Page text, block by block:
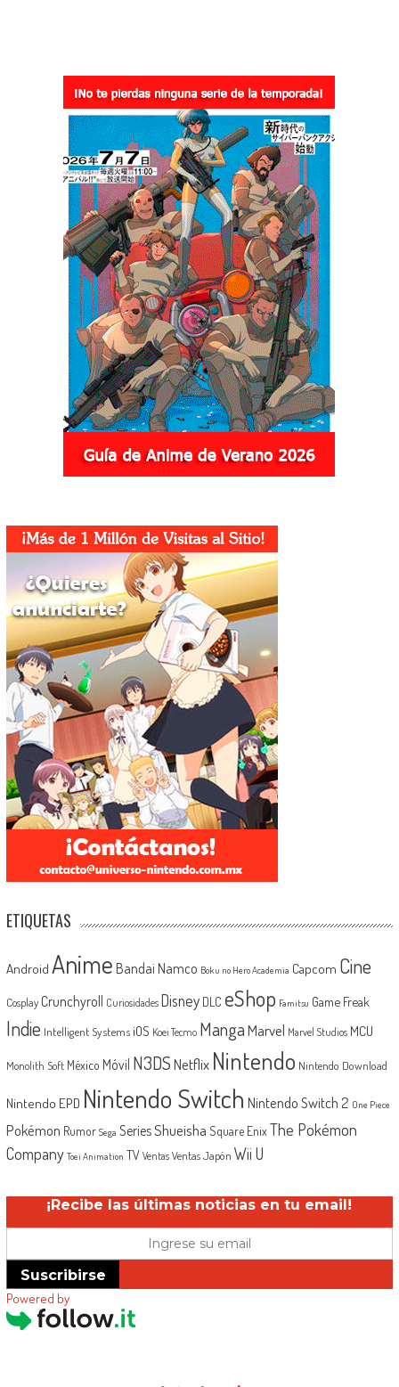
ETIQUETAS
Android Anime Bandai Namco Boku no Hero Academia Capcom Cine
Cosplay Crunchyroll Curiosidades Disney DLC eShop Famitsu Game Freak
Indie Intelligent Systems iOS Koei Tecmo MangaMarvel Marvel Studios MCU
Monolith Soft México Móvil N3DSNetflix Nintendo Nintendo Download
Nintendo EPD Nintendo Switch Nintendo Switch 2 One Piece
Pokémon Rumor Sega SeriesShueisha Square EnixThe Pokémon
Company Toei Animation TV Ventas Ventas Japón Wii U
¡Recibe las últimas noticias en tu email!
Suscribirse
Powered by